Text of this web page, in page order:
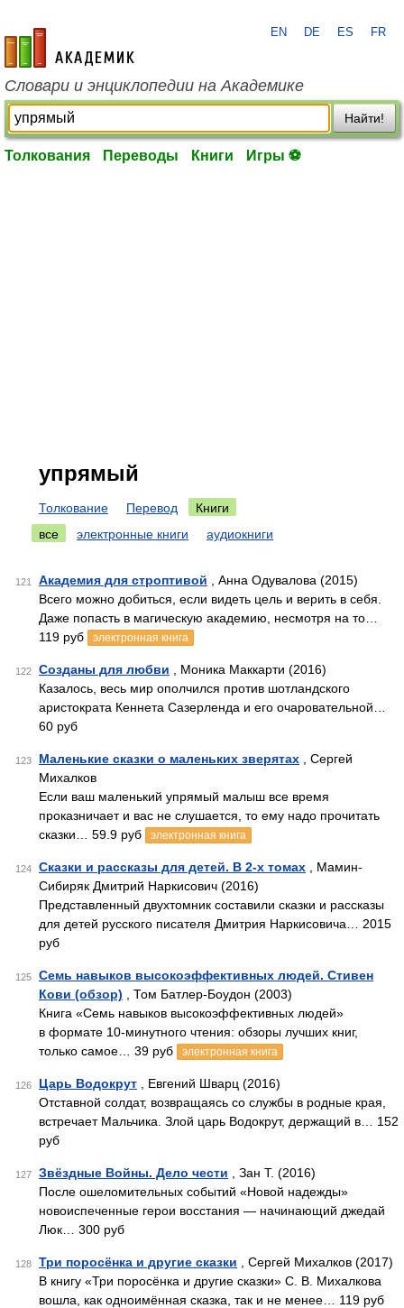
academic.ru
EN DE ES FR
Словари и энциклопедии на Академике
Найти!
Толкования Переводы Книги Игры ⚽
упрямый
Толкование Перевод
Книги
все
электронные книги аудиокниги
121 Академия для строптивой , Анна Одувалова (2015)
Всего можно добиться, если видеть цель и верить в себя.
Даже попасть в магическую академию, несмотря на то…
119 руб
электронная книга
122 Созданы для любви , Моника Маккарти (2016)
Казалось, весь мир ополчился против шотландского
аристократа Кеннета Сазерленда и его очаровательной…
60 руб
123 Маленькие сказки о маленьких зверятах , Сергей
Михалков
Если ваш маленький упрямый малыш все время
проказничает и вас не слушается, то ему надо прочитать
сказки… 59.9 руб
электронная книга
124 Сказки и рассказы для детей. В 2-х томах , Мамин-
Сибиряк Дмитрий Наркисович (2016)
Представленный двухтомник составили сказки и рассказы
для детей русского писателя Дмитрия Наркисовича… 2015
руб
125
Семь навыков высокоэффективных людей. Стивен
Кови (обзор) , Том Батлер-Боудон (2003)
Книга «Семь навыков высокоэффективных людей»
в формате 10-минутного чтения: обзоры лучших книг,
только самое… 39 руб
электронная книга
126 Царь Водокрут , Евгений Шварц (2016)
Отставной солдат, возвращаясь со службы в родные края,
встречает Мальчика. Злой царь Водокрут, держащий в… 152
руб
127 Звёздные Войны. Дело чести , Зан Т. (2016)
После ошеломительных событий «Новой надежды»
новоиспеченные герои восстания — начинающий джедай
Люк… 300 руб
128 Три поросёнка и другие сказки , Сергей Михалков (2017)
В книгу «Три поросёнка и другие сказки» С. В. Михалкова
вошла, как одноимённая сказка, так и не менее… 119 руб